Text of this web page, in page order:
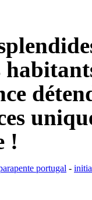
!
portugal -